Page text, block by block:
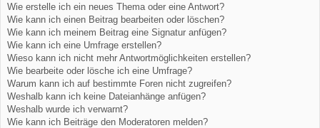
Wie erstelle ich ein neues Thema oder eine Antwort?
Wie kann ich einen Beitrag bearbeiten oder löschen?
Wie kann ich meinem Beitrag eine Signatur anfügen?
Wie kann ich eine Umfrage erstellen?
Wieso kann ich nicht mehr Antwortmöglichkeiten erstellen?
Wie bearbeite oder lösche ich eine Umfrage?
Warum kann ich auf bestimmte Foren nicht zugreifen?
Weshalb kann ich keine Dateianhänge anfügen?
Weshalb wurde ich verwarnt?
Wie kann ich Beiträge den Moderatoren melden?